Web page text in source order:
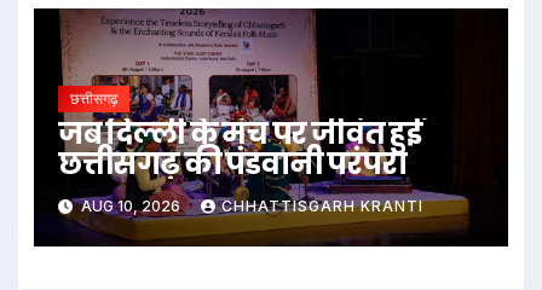
छत्तीसगढ़
जब दिल्ली के मंच पर जीवंत हुई
छत्तीसगढ़ की पंडवानी परंपरा
AUG 10, 2026 CHHATTISGARH KRANTI